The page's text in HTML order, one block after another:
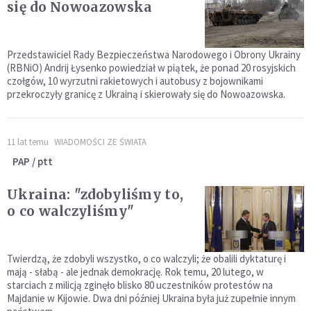
się do Nowoazowska
Przedstawiciel Rady Bezpieczeństwa Narodowego i Obrony Ukrainy
(RBNiO) Andrij Łysenko powiedział w piątek, że ponad 20 rosyjskich
czołgów, 10 wyrzutni rakietowych i autobusy z bojownikami
przekroczyły granicę z Ukrainą i skierowały się do Nowoazowska.
11 lat temu WIADOMOŚCI ZE ŚWIATA
PAP / ptt
Ukraina: "zdobyliśmy to,
o co walczyliśmy"
Twierdzą, że zdobyli wszystko, o co walczyli; że obalili dyktaturę i
mają - słabą - ale jednak demokrację. Rok temu, 20 lutego, w
starciach z milicją zginęło blisko 80 uczestników protestów na
Majdanie w Kijowie. Dwa dni później Ukraina była już zupełnie innym